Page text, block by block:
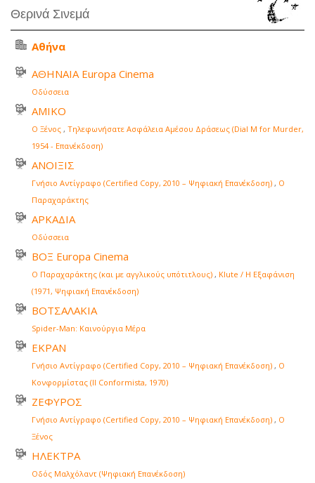
Θερινά Σινεμά
Αθήνα
ΑΘΗΝΑΙΑ Europa Cinema
Οδύσσεια
ΑΜΙΚΟ
Ο Ξένος , Τηλεφωνήσατε Ασφάλεια Αμέσου Δράσεως (Dial M for Murder,
1954 - Επανέκδοση)
ΑΝΟΙΞΙΣ
Γνήσιο Αντίγραφο (Certified Copy, 2010 – Ψηφιακή Επανέκδοση) , Ο
Παραχαράκτης
ΑΡΚΑΔΙΑ
Οδύσσεια
ΒΟΞ Europa Cinema
Ο Παραχαράκτης (και με αγγλικούς υπότιτλους) , Klute / Η Εξαφάνιση
(1971, Ψηφιακή Επανέκδοση)
ΒΟΤΣΑΛΑΚΙΑ
Spider-Man: Καινούργια Μέρα
ΕΚΡΑΝ
Γνήσιο Αντίγραφο (Certified Copy, 2010 – Ψηφιακή Επανέκδοση) , Ο
Κονφορμίστας (Il Conformista, 1970)
ΖΕΦΥΡΟΣ
Γνήσιο Αντίγραφο (Certified Copy, 2010 – Ψηφιακή Επανέκδοση) , Ο
Ξένος
ΗΛΕΚΤΡΑ
Οδός Μαλχόλαντ (Ψηφιακή Επανέκδοση)